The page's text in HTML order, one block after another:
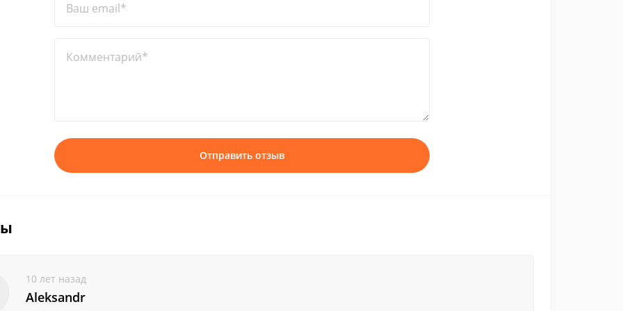
Ваш email*
Комментарий*
Отправить отзыв
10 лет назад
Aleksandr